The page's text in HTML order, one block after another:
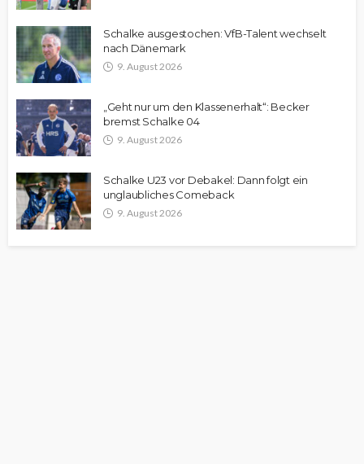
Schalke ausgestochen: VfB-Talent wechselt
nach Dänemark
9. August 2026
„Geht nur um den Klassenerhalt“: Becker
bremst Schalke 04
9. August 2026
Schalke U23 vor Debakel: Dann folgt ein
unglaubliches Comeback
9. August 2026